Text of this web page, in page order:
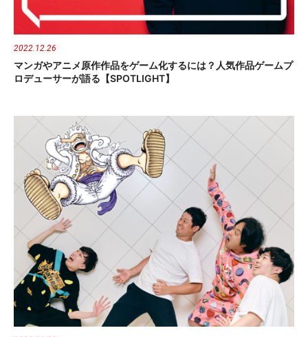
2022.12.26
マンガやアニメ原作作品をゲーム化するには？人気作品ゲームプ
ロデューサーが語る【SPOTLIGHT】